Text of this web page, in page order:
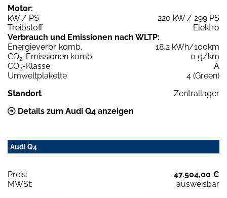
Motor:
kW / PS
220 kW / 299 PS
Treibstoff
Elektro
Verbrauch und Emissionen nach WLTP:
Energieverbr. komb.
18,2 kWh/100km
CO2-Emissionen komb.
0 g/km
CO2-Klasse
A
Umweltplakette
4 (Green)
Standort
Zentrallager
Details zum Audi Q4 anzeigen
Audi Q4
Preis:
47.504,00 €
MWSt:
ausweisbar